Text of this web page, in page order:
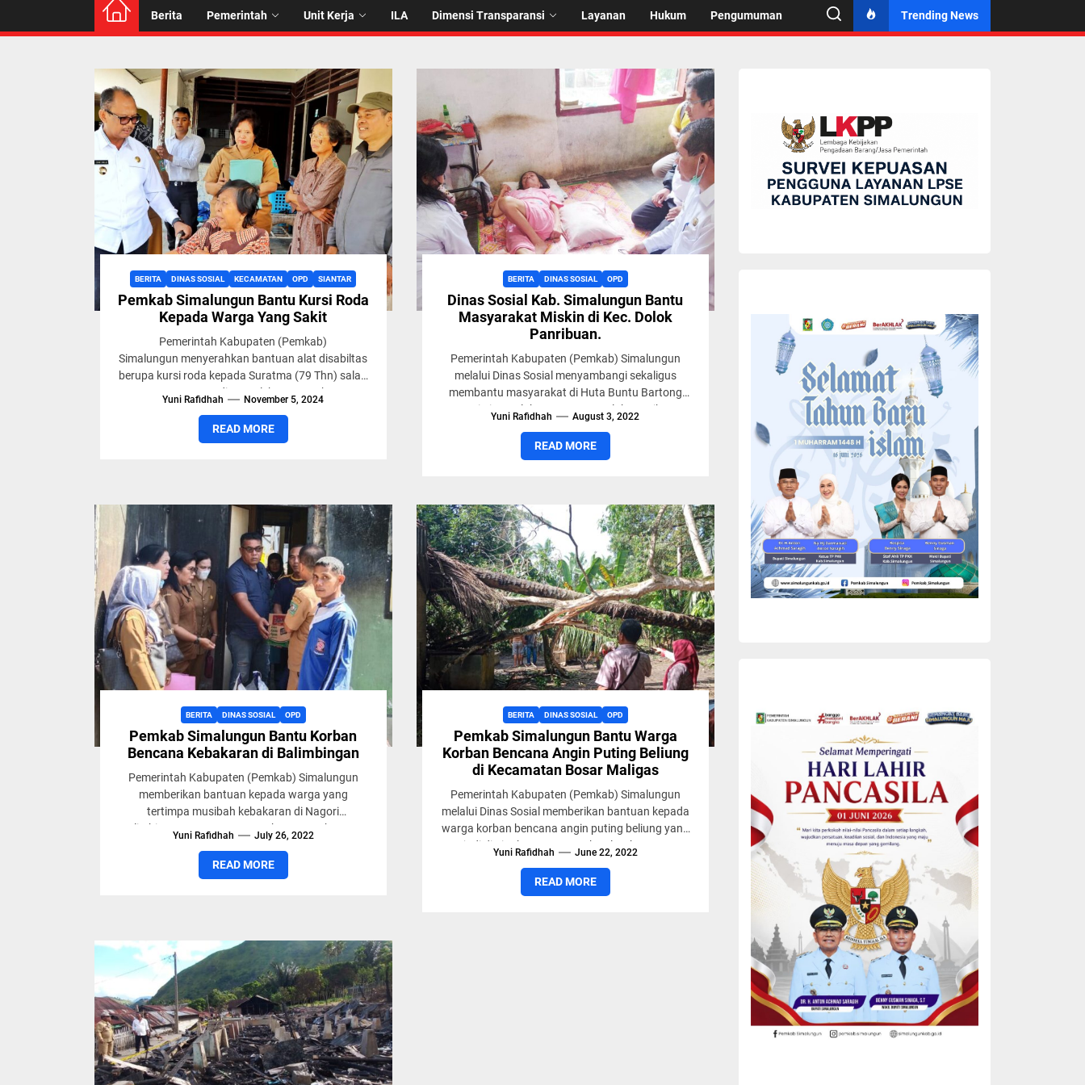
Berita Pemerintah Unit Kerja ILA Dimensi Transparansi Layanan Hukum Pengumuman Trending News
BERITA DINAS SOSIAL KECAMATAN OPD SIANTAR
Pemkab Simalungun Bantu Kursi Roda
Kepada Warga Yang Sakit
Pemerintah Kabupaten (Pemkab)
Simalungun menyerahkan bantuan alat disabiltas
berupa kursi roda kepada Suratma (79 Thn) salah
sorang warga di Kompleks Perumahan
Simalungun,...
Yuni Rafidhah November 5, 2024
READ MORE
BERITA DINAS SOSIAL OPD
Dinas Sosial Kab. Simalungun Bantu
Masyarakat Miskin di Kec. Dolok
Panribuan.
Pemerintah Kabupaten (Pemkab) Simalungun
melalui Dinas Sosial menyambangi sekaligus
membantu masyarakat di Huta Buntu Bartong
Nagori Tiga Dolok Kecamatan Dolok Panribuan,
Yuni Rafidhah August 3, 2022
READ MORE
BERITA DINAS SOSIAL OPD
Pemkab Simalungun Bantu Korban
Bencana Kebakaran di Balimbingan
Pemerintah Kabupaten (Pemkab) Simalungun
memberikan bantuan kepada warga yang
tertimpa musibah kebakaran di Nagori
Balimbingan Kecamatan Tanah Jawa Kabupaten
tersebut...
Yuni Rafidhah July 26, 2022
READ MORE
BERITA DINAS SOSIAL OPD
Pemkab Simalungun Bantu Warga
Korban Bencana Angin Puting Beliung
di Kecamatan Bosar Maligas
Pemerintah Kabupaten (Pemkab) Simalungun
melalui Dinas Sosial memberikan bantuan kepada
warga korban bencana angin puting beliung yang
terjadi di Lingkungan Teratak Kelurahan Bosar
Yuni Rafidhah June 22, 2022
READ MORE